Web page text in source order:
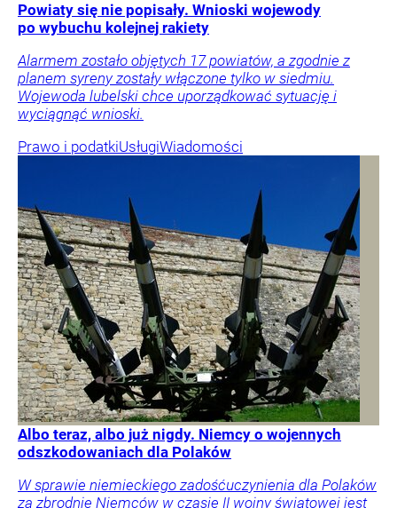
Powiaty się nie popisały. Wnioski wojewody
po wybuchu kolejnej rakiety
Alarmem zostało objętych 17 powiatów, a zgodnie z
planem syreny zostały włączone tylko w siedmiu.
Wojewoda lubelski chce uporządkować sytuację i
wyciągnąć wnioski.
Prawo i podatkiUsługiWiadomości
Albo teraz, albo już nigdy. Niemcy o wojennych
odszkodowaniach dla Polaków
W sprawie niemieckiego zadośćuczynienia dla Polaków
za zbrodnie Niemców w czasie II wojny światowej jest